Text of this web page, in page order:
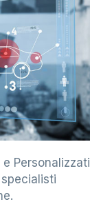
Personalizzati